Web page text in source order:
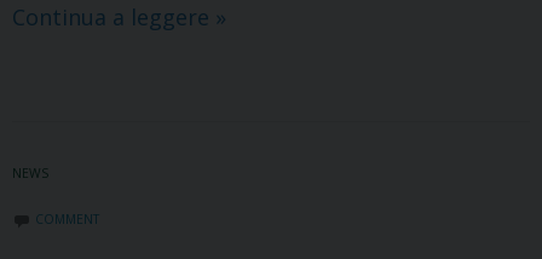
Continua a leggere Conclusa
»
NEWS
COMMENT